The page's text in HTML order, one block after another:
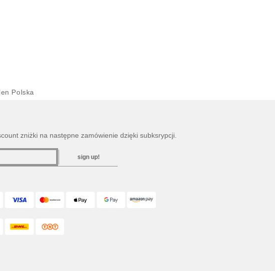
Polska
zniżki na następne zamówienie dzięki subksrypcji.
sign up!